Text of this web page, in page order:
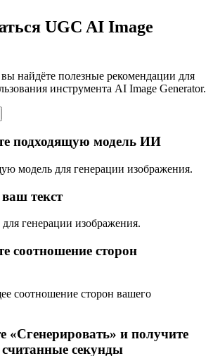
UGC AI Image
найдёте полезные рекомендации для
инструмента AI Image Generator.
подходящую модель ИИ
модель для генерации изображения.
текст
генерации изображения.
соотношение сторон
соотношение сторон вашего
и получите
секунды